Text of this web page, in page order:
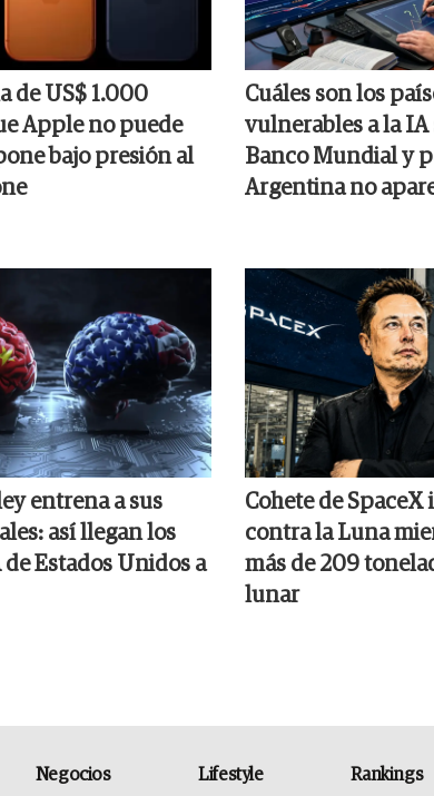
de US$ 1.000
Apple no puede
bajo presión al
Cuáles son los
vulnerables a la IA
Banco Mundial y
Argentina no
entrena a sus
así llegan los
Estados Unidos a
Cohete de SpaceX
contra la Luna
más de 209
lunar
Negocios Lifestyle Rankings